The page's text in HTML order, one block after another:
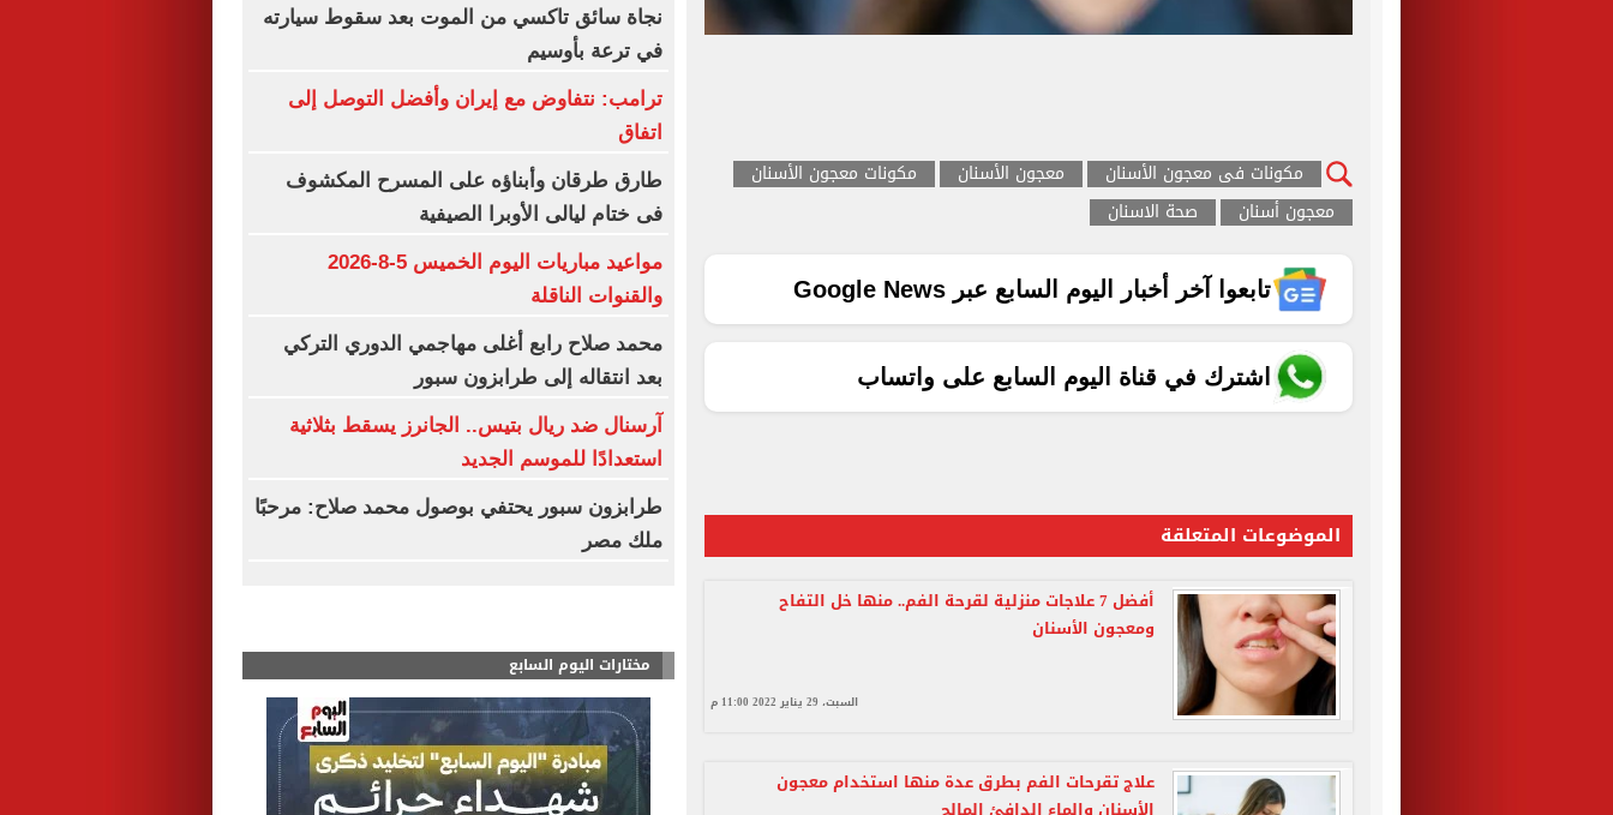
مكونات فى معجون الأسنان معجون الأسنان
مكونات معجون الأسنان
معجون أسنان
صحة الاسنان
تابعوا آخر أخبار اليوم السابع عبر Google News
اشترك في قناة اليوم السابع على واتساب
الموضوعات المتعلقة
أفضل 7 علاجات منزلية لقرحة الفم.. منها خل التفاح
ومعجون الأسنان
السبت، 29 يناير 2022 11:00 م
علاج تقرحات الفم بطرق عدة منها استخدام معجون
نجاة سائق تاكسي من الموت بعد سقوط سيارته
في ترعة بأوسيم
ترامب: نتفاوض مع إيران وأفضل التوصل إلى
اتفاق
طارق طرقان وأبناؤه على المسرح المكشوف
فى ختام ليالى الأوبرا الصيفية
مواعيد مباريات اليوم الخميس 5-8-2026
والقنوات الناقلة
محمد صلاح رابع أغلى مهاجمي الدوري التركي
بعد انتقاله إلى طرابزون سبور
آرسنال ضد ريال بتيس.. الجانرز يسقط بثلاثية
استعدادًا للموسم الجديد
طرابزون سبور يحتفي بوصول محمد صلاح: مرحبًا
ملك مصر
مختارات اليوم السابع